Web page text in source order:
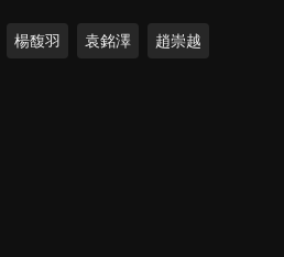
楊馥羽 袁銘澤 趙崇越